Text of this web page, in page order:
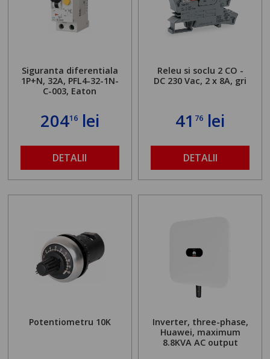
Siguranta diferentiala
1P+N, 32A, PFL4-32-1N-
C-003, Eaton
20416lei
DETALII
Releu si soclu 2 CO -
DC 230 Vac, 2 x 8A, gri
41 76 lei
DETALII
Potentiometru 10K
Inverter, three-phase,
Huawei, maximum
8.8KVA AC output